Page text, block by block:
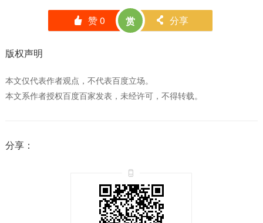
󰄼 赞0 赏 󰄯 分享
版权声明
本文仅代表作者观点，不代表百度立场。
本文系作者授权百度百家发表，未经许可，不得转载。
分享：